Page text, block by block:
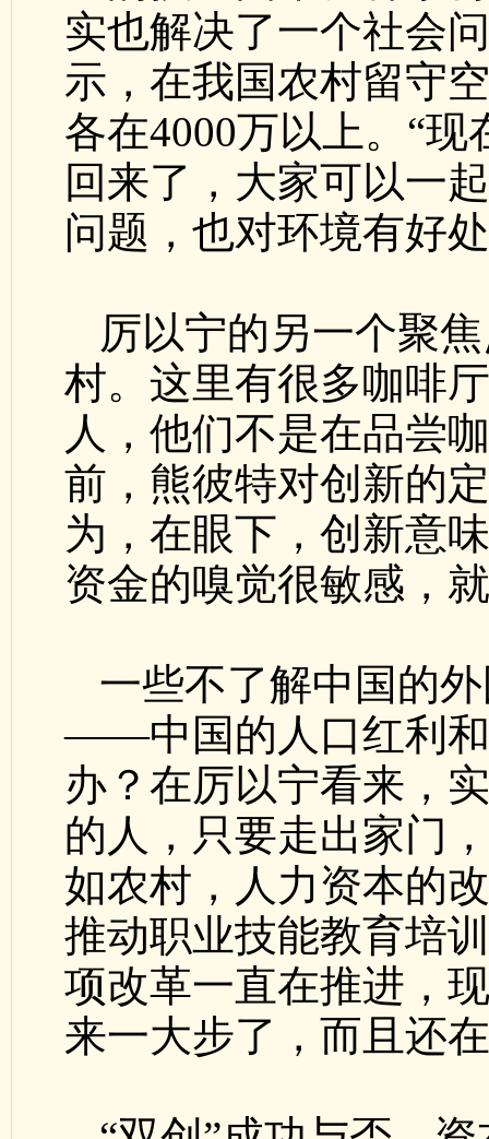
实也解决了一个社会
示，在我国农村留守
各在4000万以上。“
回来了，大家可以一
问题，也对环境有好
厉以宁的另一个聚
村。这里有很多咖啡
人，他们不是在品尝
前，熊彼特对创新的
为，在眼下，创新意
资金的嗅觉很敏感，
一些不了解中国的
——中国的人口红利和
办？在厉以宁看来，
的人，只要走出家门
如农村，人力资本的
推动职业技能教育培
项改革一直在推进，
来一大步了，而且还